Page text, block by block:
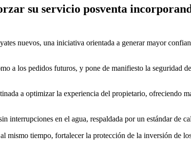
su servicio posventa
nuevos, una iniciativa orientada a generar mayor
a los pedidos futuros, y pone de manifiesto la seguridad
a optimizar la experiencia del propietario, ofreciendo
interrupciones en el agua, respaldada por un estándar de
mismo tiempo, fortalecer la protección de la inversión de